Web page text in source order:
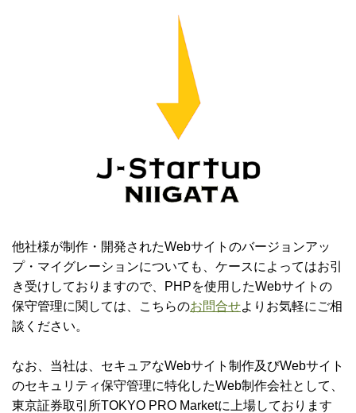
他社様が制作・開発されたWebサイトのバージョンアッ
プ・マイグレーションについても、ケースによってはお引
き受けしておりますので、PHPを使用したWebサイトの
保守管理に関しては、こちらのお問合せよりお気軽にご相
談ください。
なお、当社は、セキュアなWebサイト制作及びWebサイト
のセキュリティ保守管理に特化したWeb制作会社として、
東京証券取引所TOKYO PRO Marketに上場しております